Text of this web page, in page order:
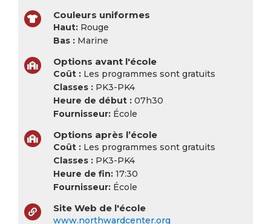
Couleurs uniformes
Haut: Rouge
Bas : Marine
Options avant l'école
Coût : Les programmes sont gratuits
Classes : PK3-PK4
Heure de début : 07h30
Fournisseur: École
Options après l’école
Coût : Les programmes sont gratuits
Classes : PK3-PK4
Heure de fin: 17:30
Fournisseur: École
Site Web de l'école
www.northwardcenter.org